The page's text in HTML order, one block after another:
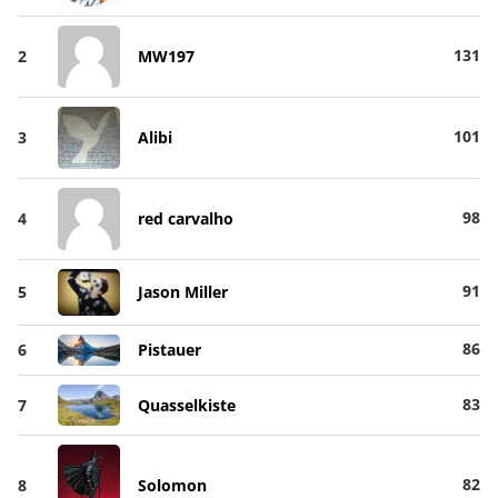
2 MW197 131
3 Alibi 101
4 red carvalho 98
5 Jason Miller 91
6 Pistauer 86
7 Quasselkiste 83
8 Solomon 82